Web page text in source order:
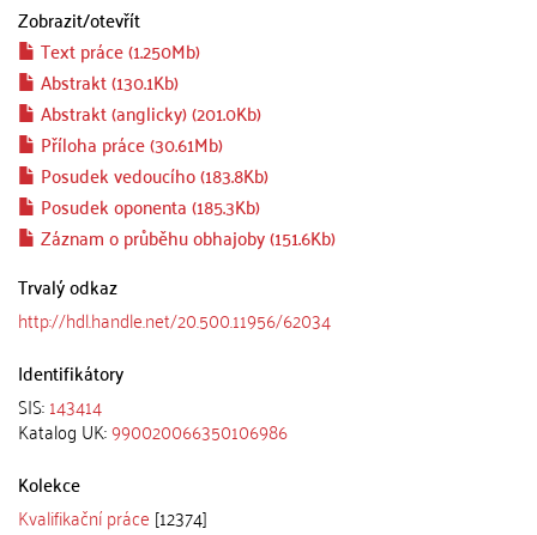
Zobrazit/otevřít
Text práce (1.250Mb)
Abstrakt (130.1Kb)
Abstrakt (anglicky) (201.0Kb)
Příloha práce (30.61Mb)
Posudek vedoucího (183.8Kb)
Posudek oponenta (185.3Kb)
Záznam o průběhu obhajoby (151.6Kb)
Trvalý odkaz
http://hdl.handle.net/20.500.11956/62034
Identifikátory
SIS:143414
Katalog UK:990020066350106986
Kolekce
Kvalifikační práce [12374]